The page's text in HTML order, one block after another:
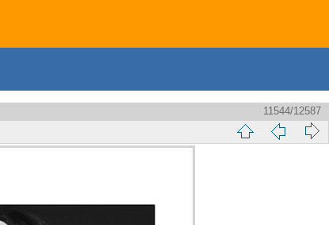
11544/12587